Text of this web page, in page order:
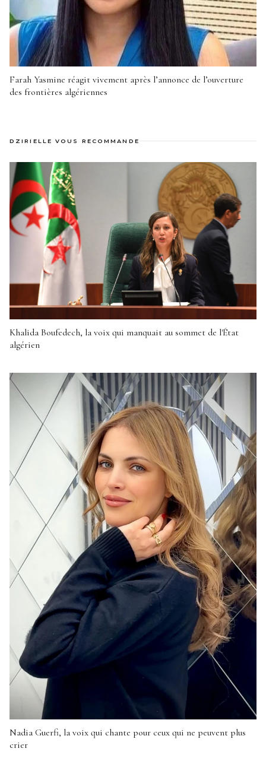
Farah Yasmine réagit vivement après l’annonce de l’ouverture
des frontières algériennes
DZIRIELLE VOUS RECOMMANDE
Khalida Boufedech, la voix qui manquait au sommet de l'État
algérien
Nadia Guerfi, la voix qui chante pour ceux qui ne peuvent plus
crier